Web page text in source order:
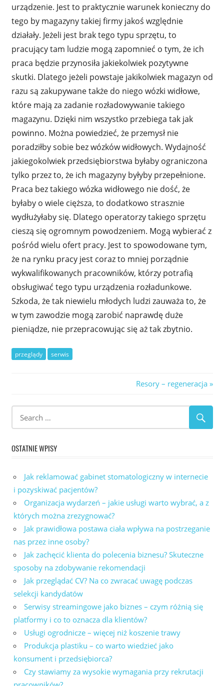
urządzenie. Jest to praktycznie warunek konieczny do
tego by magazyny takiej firmy jakoś względnie
działały. Jeżeli jest brak tego typu sprzętu, to
pracujący tam ludzie mogą zapomnieć o tym, że ich
praca będzie przynosiła jakiekolwiek pozytywne
skutki. Dlatego jeżeli powstaje jakikolwiek magazyn od
razu są zakupywane także do niego wózki widłowe,
które mają za zadanie rozładowywanie takiego
magazynu. Dzięki nim wszystko przebiega tak jak
powinno. Można powiedzieć, że przemysł nie
poradziłby sobie bez wózków widłowych. Wydajność
jakiegokolwiek przedsiębiorstwa byłaby ograniczona
tylko przez to, że ich magazyny byłyby przepełnione.
Praca bez takiego wózka widłowego nie dość, że
byłaby o wiele cięższa, to dodatkowo strasznie
wydłużyłaby się. Dlatego operatorzy takiego sprzętu
cieszą się ogromnym powodzeniem. Mogą wybierać z
pośród wielu ofert pracy. Jest to spowodowane tym,
że na rynku pracy jest coraz to mniej porządnie
wykwalifikowanych pracowników, którzy potrafią
obsługiwać tego typu urządzenia rozładunkowe.
Szkoda, że tak niewielu młodych ludzi zauważa to, że
w tym zawodzie mogą zarobić naprawdę duże
pieniądze, nie przepracowując się aż tak zbytnio.
przeglądy serwis
wpisu
Next
Resory – regeneracja
OSTATNIE WPISY
Jak reklamować gabinet stomatologiczny w internecie
i pozyskiwać pacjentów?
Organizacja wydarzeń – jakie usługi warto wybrać, a z
których można zrezygnować?
Jak prawidłowa postawa ciała wpływa na postrzeganie
nas przez inne osoby?
Jak zachęcić klienta do polecenia biznesu? Skuteczne
sposoby na zdobywanie rekomendacji
Jak przeglądać CV? Na co zwracać uwagę podczas
selekcji kandydatów
Serwisy streamingowe jako biznes – czym różnią się
platformy i co to oznacza dla klientów?
Usługi ogrodnicze – więcej niż koszenie trawy
Produkcja plastiku – co warto wiedzieć jako
konsument i przedsiębiorca?
Czy stawiamy za wysokie wymagania przy rekrutacji